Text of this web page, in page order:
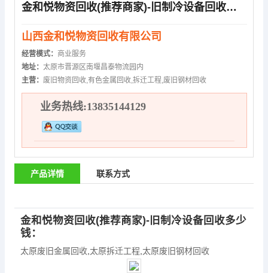
金和悦物资回收(推荐商家)-旧制冷设备回收多少钱
山西金和悦物资回收有限公司
经营模式： 商业服务
地址： 太原市晋源区南堰昌泰物流园内
主营： 废旧物资回收,有色金属回收,拆迁工程,废旧钢材回收
业务热线:13835144129
产品详情 联系方式
金和悦物资回收(推荐商家)-旧制冷设备回收多少
钱：
太原废旧金属回收 太原拆迁工程 太原废旧钢材回收